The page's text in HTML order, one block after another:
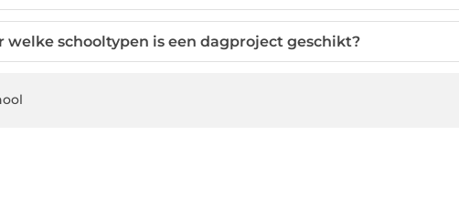
welke schooltypen is een dagproject geschikt?